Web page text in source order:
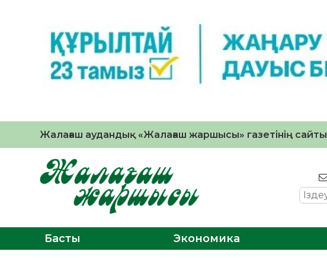
Жалағаш аудандық «Жалағаш жаршысы» газетінің сайты
Басты Экономика